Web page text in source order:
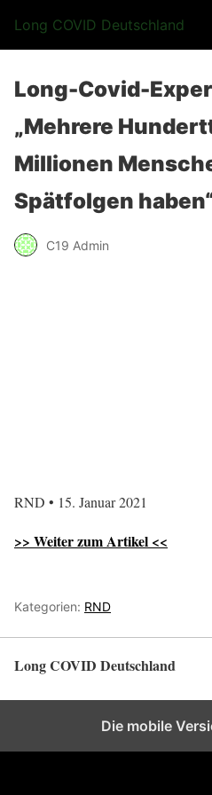
Long COVID Deutschland
Long-Covid-
„Mehrere
Millionen
Spätfolgen
C19 Admin
RND • 15. Januar 2021
>> Weiter zum Artikel <<
Kategorien: RND
Long COVID Deutschland
Die mobile